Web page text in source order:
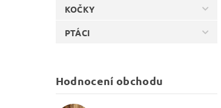
KOČKY
PTÁCI
Hodnocení obchodu